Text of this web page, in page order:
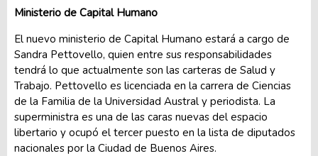
Ministerio de Capital Humano
El nuevo ministerio de Capital Humano estará a cargo de
Sandra Pettovello, quien entre sus responsabilidades
tendrá lo que actualmente son las carteras de Salud y
Trabajo. Pettovello es licenciada en la carrera de Ciencias
de la Familia de la Universidad Austral y periodista. La
superministra es una de las caras nuevas del espacio
libertario y ocupó el tercer puesto en la lista de diputados
nacionales por la Ciudad de Buenos Aires.